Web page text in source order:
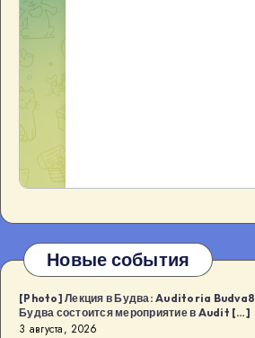
Новые события
[Photo] Лекция в Будва: Auditoria Budva8
Будва состоится мероприятие в Audit […]
3 августа, 2026